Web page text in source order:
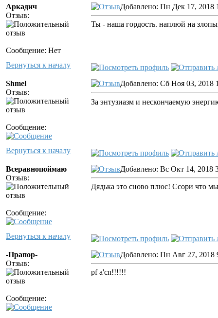
Аркадич
Отзыв:
Сообщение: Нет
Добавлено: Пн Дек 17, 2018
Ты - наша гордость. наплюй на
Вернуться к началу
Shmel
Отзыв:
Сообщение:
Добавлено: Сб Ноя 03, 2018
За энтузиазм и нескончаемую
Вернуться к началу
Всеравнопоймаю
Отзыв:
Сообщение:
Добавлено: Вс Окт 14, 2018
Дядька это сново плюс! Ссори что
Вернуться к началу
-Прапор-
Отзыв:
Сообщение:
Добавлено: Пн Авг 27, 2018
pf a'cn!!!!!!